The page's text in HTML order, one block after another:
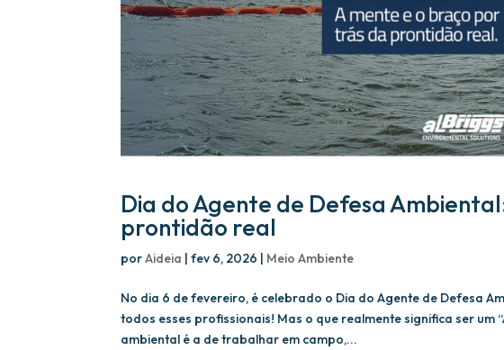
Dia do Agente de Defesa
prontidão real
porAideia |fev 6, 2026 | Meio Ambiente
No dia 6 de fevereiro, é celebrado o Dia do Agente de Defesa
todos esses profissionais! Mas o que realmente significa ser
ambiental é a de trabalhar em campo,...